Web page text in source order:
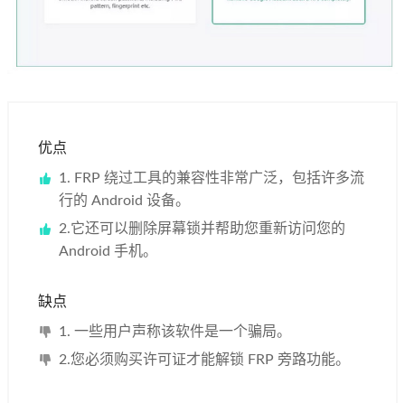
优点
1. FRP 绕过工具的兼容性非常广泛，包括许多流
行的 Android 设备。
2.它还可以删除屏幕锁并帮助您重新访问您的
Android 手机。
缺点
1. 一些用户声称该软件是一个骗局。
2.您必须购买许可证才能解锁 FRP 旁路功能。